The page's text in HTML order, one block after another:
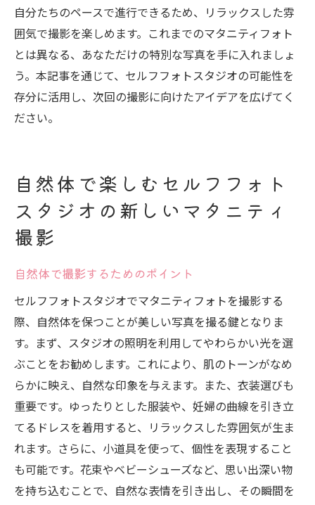
自分たちのペースで進行できるため、リラックスした雰
囲気で撮影を楽しめます。これまでのマタニティフォト
とは異なる、あなただけの特別な写真を手に入れましょ
う。本記事を通じて、セルフフォトスタジオの可能性を
存分に活用し、次回の撮影に向けたアイデアを広げてく
ださい。
自然体で楽しむセルフフォト
スタジオの新しいマタニティ
撮影
自然体で撮影するためのポイント
セルフフォトスタジオでマタニティフォトを撮影する
際、自然体を保つことが美しい写真を撮る鍵となりま
す。まず、スタジオの照明を利用してやわらかい光を選
ぶことをお勧めします。これにより、肌のトーンがなめ
らかに映え、自然な印象を与えます。また、衣装選びも
重要です。ゆったりとした服装や、妊婦の曲線を引き立
てるドレスを着用すると、リラックスした雰囲気が生ま
れます。さらに、小道具を使って、個性を表現すること
も可能です。花束やベビーシューズなど、思い出深い物
を持ち込むことで、自然な表情を引き出し、その瞬間を